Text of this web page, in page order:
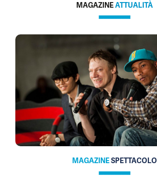
MAGAZINEATTUALITÀ
MAGAZINESPETTACOLO